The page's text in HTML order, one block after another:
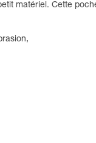
matériel. Cette